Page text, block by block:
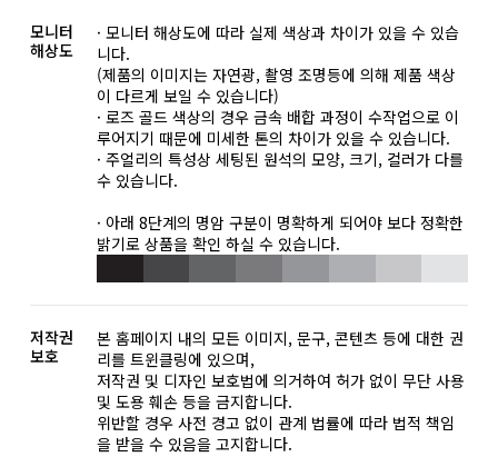
모니터
해상도
· 모니터 해상도에 따라 실제 색상과 차이가 있을 수 있습
니다.
(제품의 이미지는 자연광, 촬영 조명등에 의해 제품 색상
이 다르게 보일 수 있습니다)
· 로즈 골드 색상의 경우 금속 배합 과정이 수작업으로 이
루어지기 때문에 미세한 톤의 차이가 있을 수 있습니다.
· 주얼리의 특성상 세팅된 원석의 모양, 크기, 컬러가 다를
수 있습니다.
· 아래 8단계의 명암 구분이 명확하게 되어야 보다 정확한
밝기로 상품을 확인 하실 수 있습니다.
저작권
보호
본 홈페이지 내의 모든 이미지, 문구, 콘텐츠 등에 대한 권
리를 트윈클링에 있으며,
저작권 및 디자인 보호법에 의거하여 허가 없이 무단 사용
및 도용 훼손 등을 금지합니다.
위반할 경우 사전 경고 없이 관계 법률에 따라 법적 책임
을 받을 수 있음을 고지합니다.